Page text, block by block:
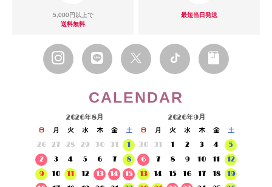
5,000円以上で
送料無料
最短当日発送
CALENDAR
2026年8月
日 月 火 水 木 金
土
26
27 28 29 30 31
1
2
3 4 5 6 7
8
9
10 11 12 13 14
15
2026年9月
日 月 火 水 木 金
土
30
31 1 2 3 4
5
6
7 8 9 10 11
12
13
14 15 16 17 18
19